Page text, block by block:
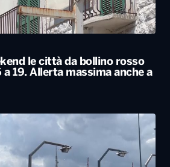
le città da bollino rosso
a 19. Allerta massima anche a